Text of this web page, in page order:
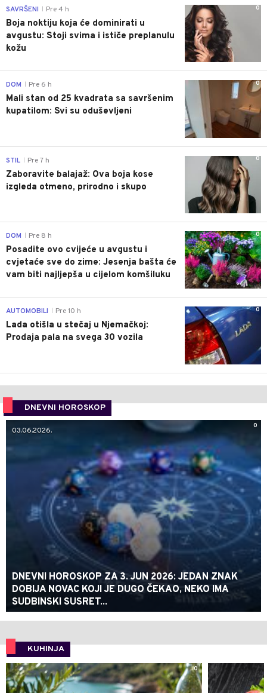
0
SAVRŠENI Pre 4 h
Boja noktiju koja će dominirati u
avgustu: Stoji svima i ističe preplanulu
kožu
0
DOM Pre 6 h
Mali stan od 25 kvadrata sa savršenim
kupatilom: Svi su oduševljeni
0
STIL Pre 7 h
Zaboravite balajaž: Ova boja kose
izgleda otmeno, prirodno i skupo
0
DOM Pre 8 h
Posadite ovo cvijeće u avgustu i
cvjetaće sve do zime: Jesenja bašta će
vam biti najljepša u cijelom komšiluku
0
AUTOMOBILI Pre 10 h
Lada otišla u stečaj u Njemačkoj:
Prodaja pala na svega 30 vozila
DNEVNI HOROSKOP
0
03.06.2026.
DNEVNI HOROSKOP ZA 3. JUN 2026: JEDAN ZNAK
DOBIJA NOVAC KOJI JE DUGO ČEKAO, NEKO IMA
SUDBINSKI SUSRET...
KUHINJA
0